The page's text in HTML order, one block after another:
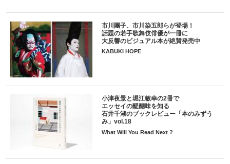
市川團子、市川染五郎らが登場！
話題の若手歌舞伎俳優が一冊に
大反響のビジュアル本が絶賛発売中
KABUKI HOPE
小津夜景と堀江敏幸の2冊で
エッセイの醍醐味を知る
石井千湖のブックレビュー「本のみずう
み」vol.18
What Will You Read Next ?